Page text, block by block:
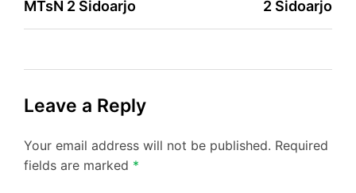
MTsN 2 Sidoarjo
2 Sidoarjo
Leave a Reply
Your email address will not be published. Required
fields are marked *